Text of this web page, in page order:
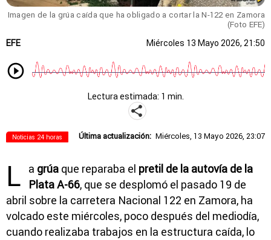
Imagen de la grúa caída que ha obligado a cortar la N-122 en Zamora
(Foto EFE)
EFE Miércoles 13 Mayo 2026, 21:50
Lectura estimada: 1 min.
Noticias 24 horas Última actualización: Miércoles, 13 Mayo 2026, 23:07
L a grúa que reparaba el pretil de la autovía de la
Plata A-66, que se desplomó el pasado 19 de
abril sobre la carretera Nacional 122 en Zamora, ha
volcado este miércoles, poco después del mediodía,
cuando realizaba trabajos en la estructura caída, lo